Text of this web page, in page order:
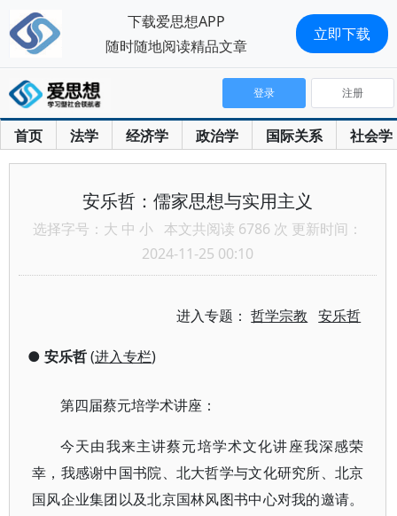
首页 法学 经济学 政治学 国际关系 社会学
登录 注册
安乐哲：儒家思想与实用主义
选择字号： 大 中 小 本文共阅读 6786 次 更新时间：
2024-11-25 00:10
进入专题：哲学宗教 安乐哲
● 安乐哲(进入专栏)
第四届蔡元培学术讲座：
今天由我来主讲蔡元培学术文化讲座我深感荣
幸，我感谢中国书院、北大哲学与文化研究所、北京
国风企业集团以及北京国林风图书中心对我的邀请。
下载爱思想APP
随时随地阅读精品文章
立即下载